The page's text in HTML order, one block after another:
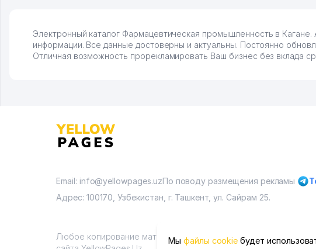
Электронный каталог Фармацевтическая промышленность в
информации. Все данные достоверны и актуальны. Постоянно
Отличная возможность прорекламировать Ваш бизнес без вклада
Email: info@yellowpages.uzПо поводу размещения рекламы
Адрес: 100170, Узбекистан, г. Ташкент, ул. Сайрам 25.
Любое копирование материалов возможно только с
Мы файлы cookie будет